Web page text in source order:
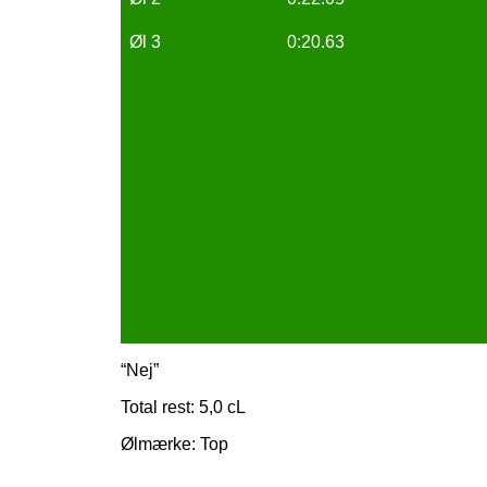
Øl 3 0:20.63
“Nej”
Total rest: 5,0 cL
Ølmærke: Top